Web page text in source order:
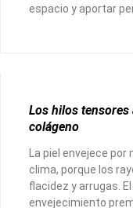
espacio y aportar
Los hilos tensores
colágeno
La piel envejece por
clima, porque los
flacidez y arrugas.
envejecimiento